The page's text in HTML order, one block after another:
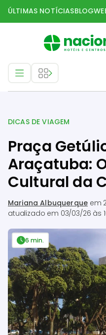
ÚLTIMAS NOTÍCIASBLOG
DICAS DE VIAGEM
Praça
Araçatuba:
Cultural da
Mariana Albuquerque em
atualizado em 03/03/26 às
6 min.